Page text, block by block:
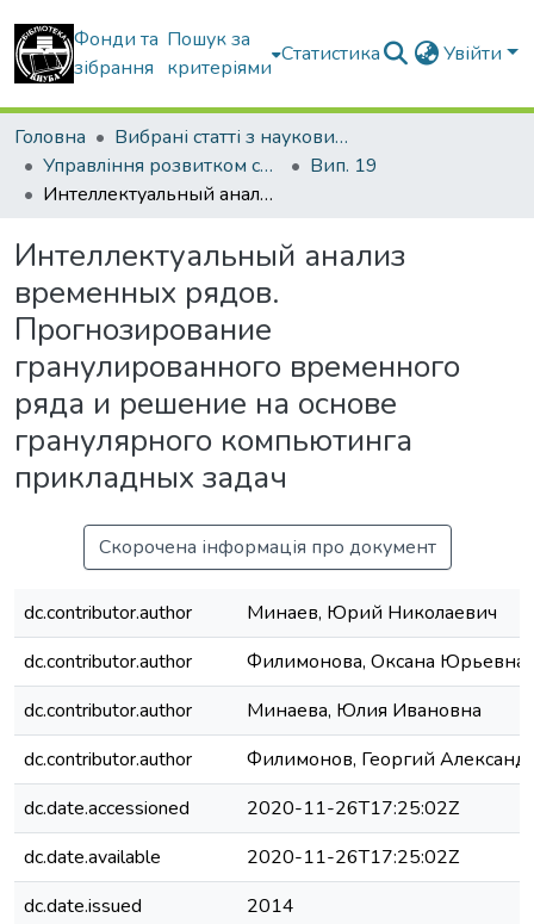
Фонди та
зібрання
Пошук за
критеріями
Статистика Увійти
Головна
Вибрані статті з наукових збірників КНУБА
Управління розвитком складних систем
Вип. 19
Интеллектуальный анализ временных рядов. Прогнозирование гранулированного временного ряда и решение на основе гранулярного компьютинга прикладных задач
Интеллектуальный анализ
временных рядов.
Прогнозирование
гранулированного временного
ряда и решение на основе
гранулярного компьютинга
прикладных задач
Скорочена інформація про документ
dc.contributor.author
Минаев, Юрий Николаевич
dc.contributor.author
Филимонова, Оксана Юрьевна
dc.contributor.author
Минаева, Юлия Ивановна
dc.contributor.author
Филимонов, Георгий
dc.date.accessioned
2020-11-26T17:25:02Z
dc.date.available
2020-11-26T17:25:02Z
dc.date.issued
2014